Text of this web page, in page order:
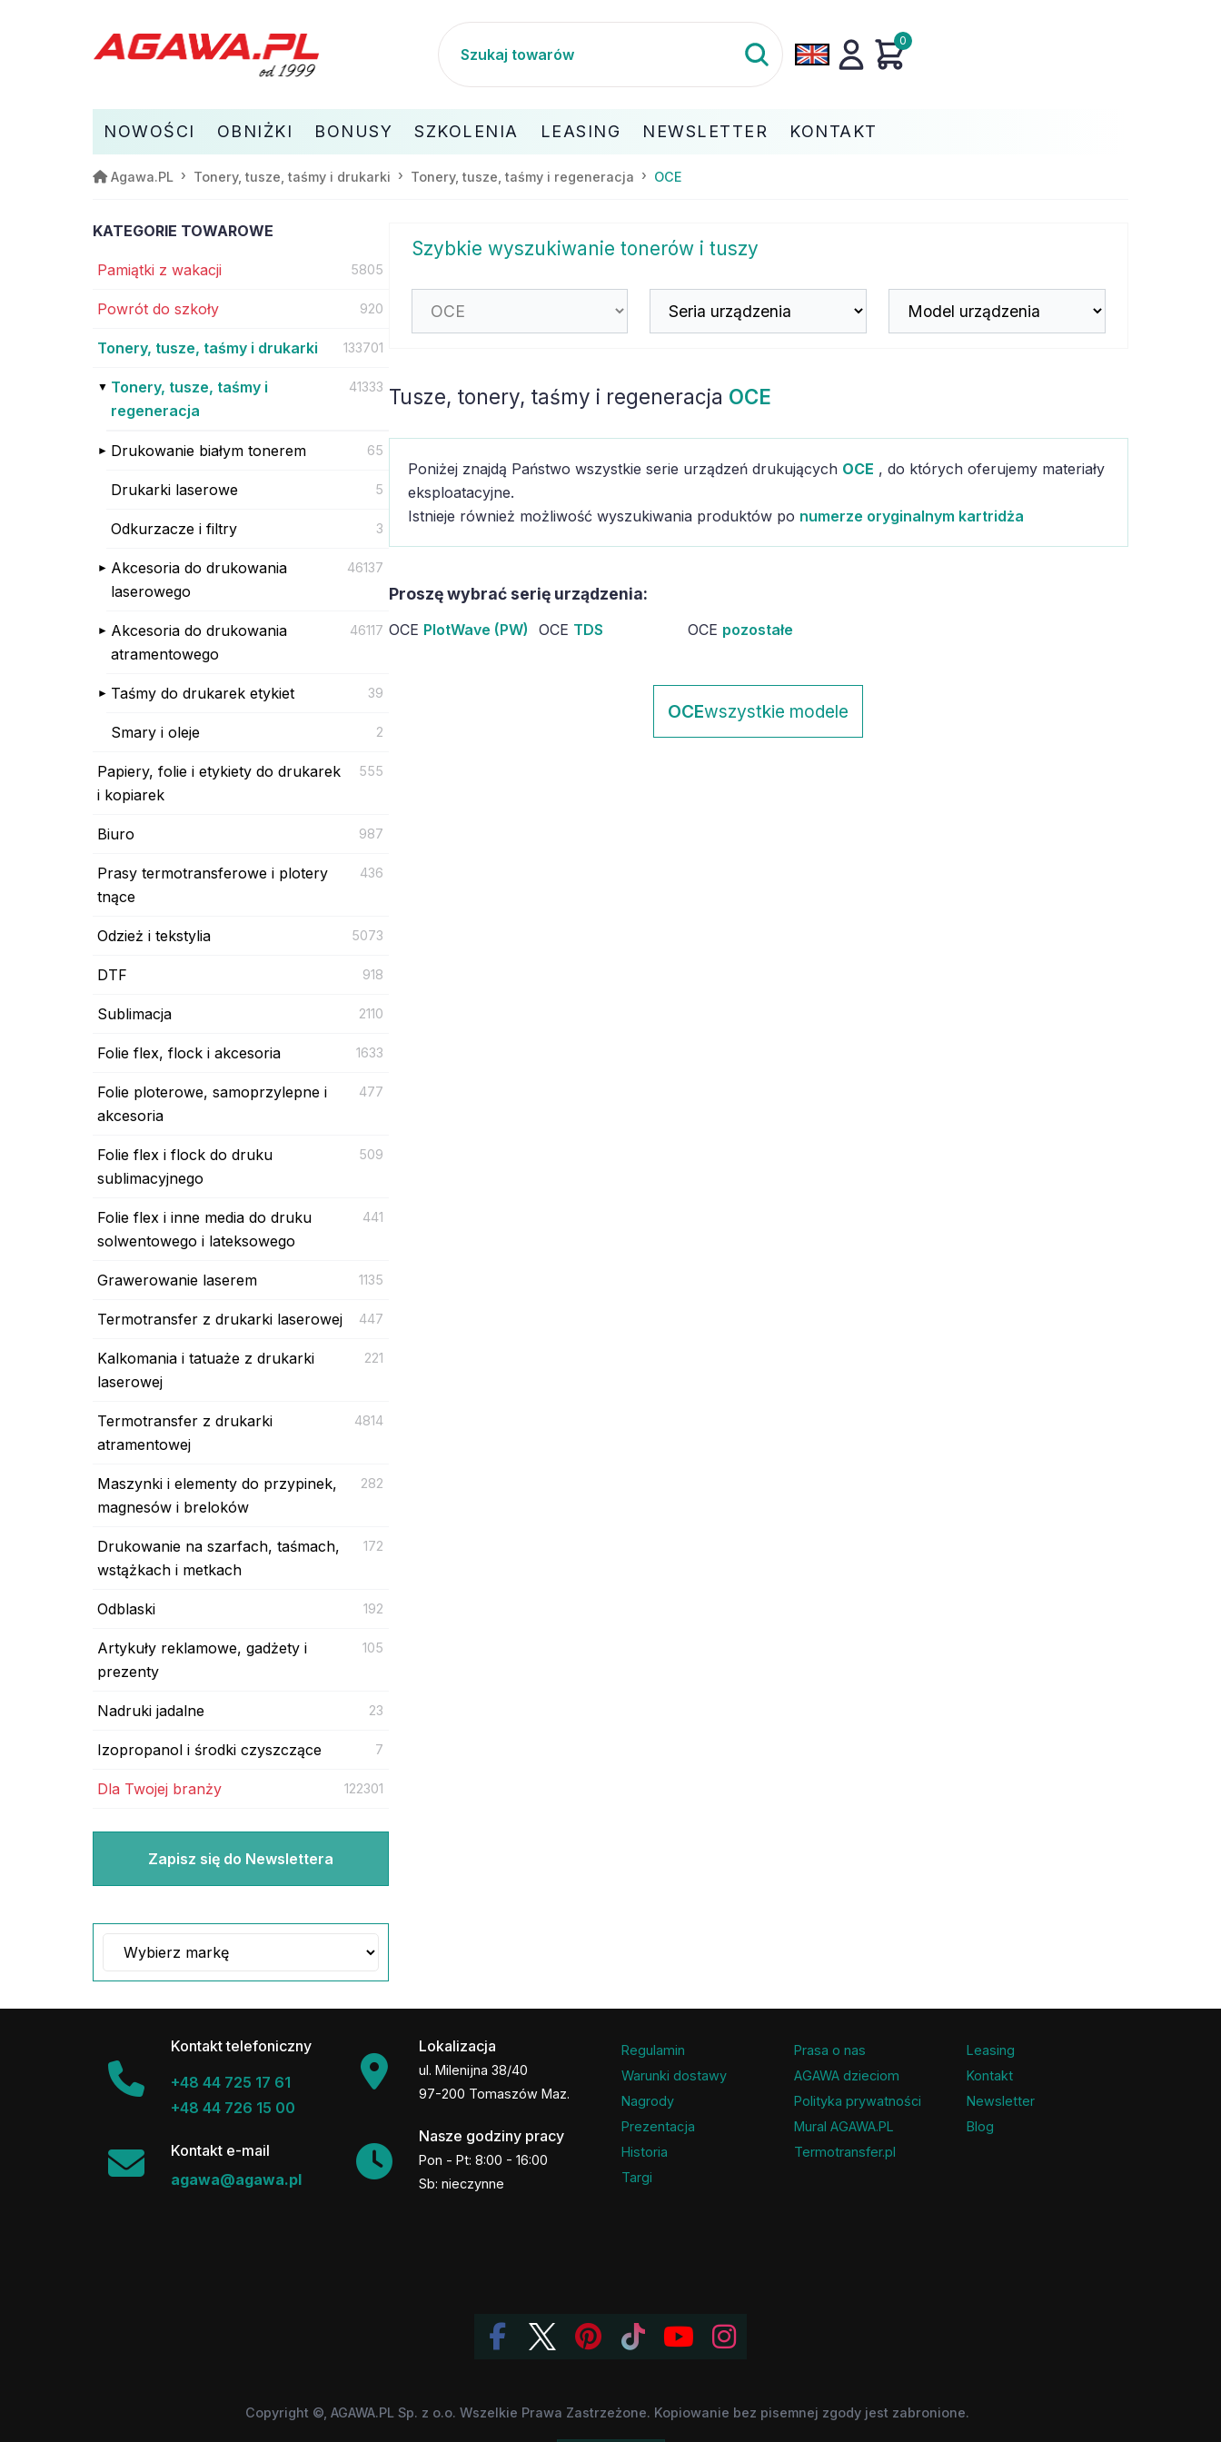
0
NOWOŚCI OBNIŻKI BONUSY SZKOLENIA LEASING NEWSLETTER KONTAKT
Agawa.PL Tonery, tusze, taśmy i drukarki Tonery, tusze, taśmy i regeneracja OCE
KATEGORIE TOWAROWE
Pamiątki z wakacji 5805
Powrót do szkoły 920
Tonery, tusze, taśmy i drukarki 133701
Tonery, tusze, taśmy i
regeneracja
41333
Drukowanie białym tonerem 65
Drukarki laserowe 5
Odkurzacze i filtry 3
Akcesoria do drukowania
laserowego
46137
Akcesoria do drukowania
atramentowego
46117
Taśmy do drukarek etykiet 39
Smary i oleje 2
Papiery, folie i etykiety do drukarek
i kopiarek
555
Biuro 987
Prasy termotransferowe i plotery
tnące
436
Odzież i tekstylia 5073
DTF 918
Sublimacja 2110
Folie flex, flock i akcesoria 1633
Folie ploterowe, samoprzylepne i
akcesoria
477
Folie flex i flock do druku
sublimacyjnego
509
Folie flex i inne media do druku
solwentowego i lateksowego
441
Grawerowanie laserem 1135
Termotransfer z drukarki laserowej 447
Kalkomania i tatuaże z drukarki
laserowej
221
Termotransfer z drukarki
atramentowej
4814
Maszynki i elementy do przypinek,
magnesów i breloków
282
Drukowanie na szarfach, taśmach,
wstążkach i metkach
172
Odblaski 192
Artykuły reklamowe, gadżety i
prezenty
105
Nadruki jadalne 23
Izopropanol i środki czyszczące 7
Dla Twojej branży 122301
Zapisz się do Newslettera
Szybkie wyszukiwanie tonerów i tuszy
Tusze, tonery, taśmy i regeneracja OCE
Poniżej znajdą Państwo wszystkie serie urządzeń drukujących OCE , do których oferujemy materiały
eksploatacyjne.
Istnieje również możliwość wyszukiwania produktów po numerze oryginalnym kartridża
Proszę wybrać serię urządzenia:
OCE PlotWave (PW) OCE TDS OCE pozostałe
OCEwszystkie modele
Kontakt telefoniczny
+48 44 725 17 61
+48 44 726 15 00
Kontakt e-mail
agawa@agawa.pl
Lokalizacja
ul. Milenijna 38/40
97-200 Tomaszów Maz.
Nasze godziny pracy
Pon - Pt: 8:00 - 16:00
Sb: nieczynne
Regulamin
Warunki dostawy
Nagrody
Prezentacja
Historia
Targi
Prasa o nas
AGAWA dzieciom
Polityka prywatności
Mural AGAWA.PL
Termotransfer.pl
Leasing
Kontakt
Newsletter
Blog
Copyright ©, AGAWA.PL Sp. z o.o. Wszelkie Prawa Zastrzeżone. Kopiowanie bez pisemnej zgody jest zabronione.